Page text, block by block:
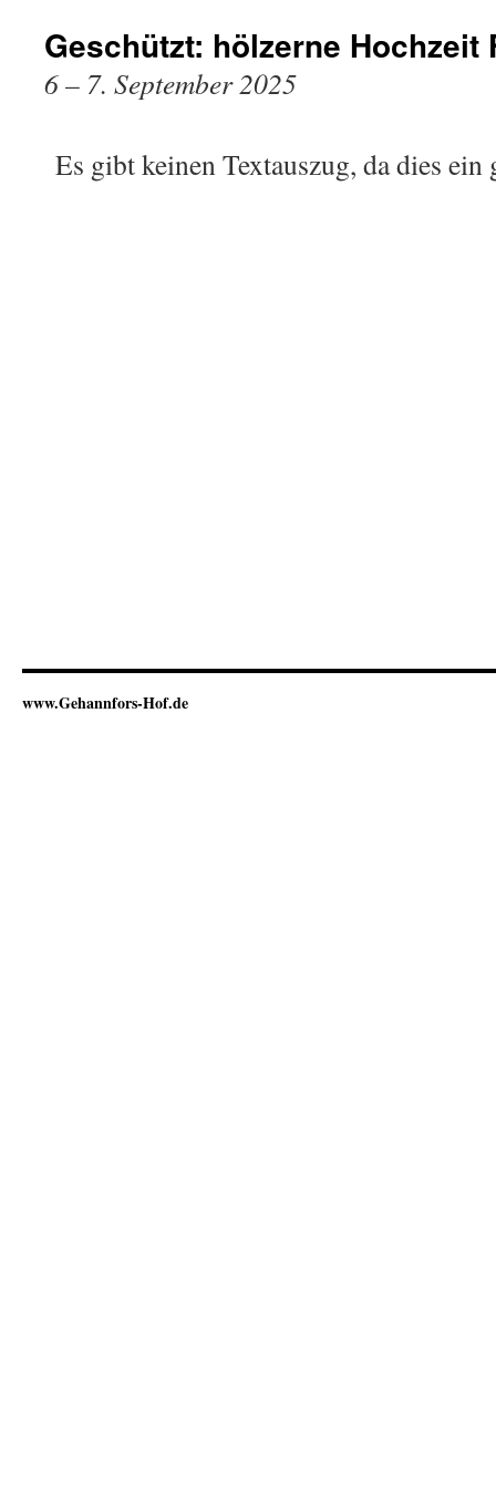
Geschützt: hölzerne Hochzeit
6– 7. September 2025
Es gibt keinen Textauszug, da dies
www.Gehannfors-Hof.de